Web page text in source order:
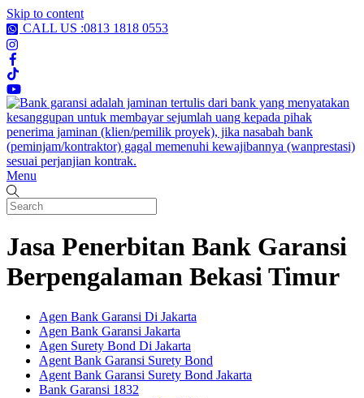
Skip to content
CALL US :0813 1818 0553
Menu
Jasa Penerbitan Bank Garansi
Berpengalaman Bekasi Timur
Agen Bank Garansi Di Jakarta
Agen Bank Garansi Jakarta
Agen Surety Bond Di Jakarta
Agent Bank Garansi Surety Bond
Agent Bank Garansi Surety Bond Jakarta
Bank Garansi 1832